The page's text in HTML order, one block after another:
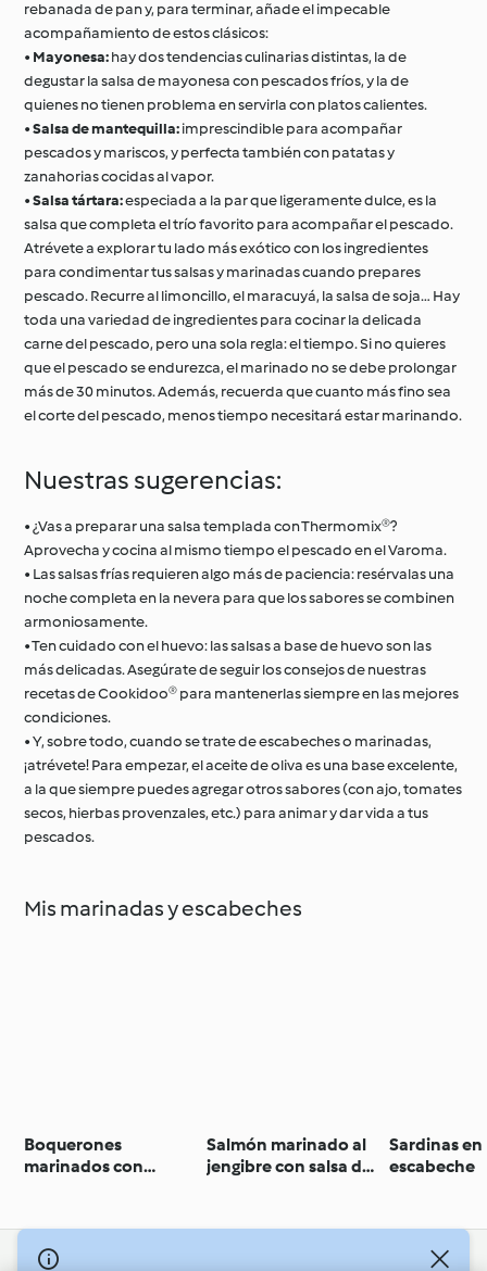
rebanada de pan y, para terminar, añade el impecable
acompañamiento de estos clásicos:
• Mayonesa:hay dos tendencias culinarias distintas, la de
degustar la salsa de mayonesa con pescados fríos, y la de
quienes no tienen problema en servirla con platos calientes.
•Salsa de mantequilla:imprescindible para acompañar
pescados y mariscos, y perfecta también con patatas y
zanahorias cocidas al vapor.
•Salsa tártara:especiada a la par que ligeramente dulce, es la
salsa que completa el trío favorito para acompañar el pescado.
Atrévete a explorar tu lado más exótico con los ingredientes
para condimentar tus salsas y marinadas cuando prepares
pescado. Recurre al limoncillo, el maracuyá, la salsa de soja… Hay
toda una variedad de ingredientes para cocinar la delicada
carne del pescado, pero una sola regla: el tiempo. Si no quieres
que el pescado se endurezca, el marinado no se debe prolongar
más de 30 minutos. Además, recuerda que cuanto más fino sea
el corte del pescado, menos tiempo necesitará estar marinando.
Nuestras sugerencias:
• ¿Vas a preparar una salsa templada con Thermomix®?
Aprovecha y cocina al mismo tiempo el pescado en el Varoma.
• Las salsas frías requieren algo más de paciencia: resérvalas una
noche completa en la nevera para que los sabores se combinen
armoniosamente.
• Ten cuidado con el huevo: las salsas a base de huevo son las
más delicadas. Asegúrate de seguir los consejos de nuestras
recetas de Cookidoo® para mantenerlas siempre en las mejores
condiciones.
• Y, sobre todo, cuando se trate de escabeches o marinadas,
¡atrévete! Para empezar, el aceite de oliva es una base excelente,
a la que siempre puedes agregar otros sabores (con ajo, tomates
secos, hierbas provenzales, etc.) para animar y dar vida a tus
pescados.
Mis marinadas y escabeches
Boquerones
marinados con
Salmón marinado al
jengibre con salsa de
Sardinas en
escabeche